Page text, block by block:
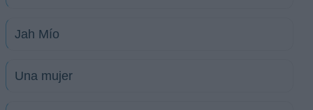
Jah Mío
Una mujer